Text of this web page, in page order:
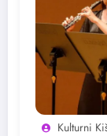
Kulturni